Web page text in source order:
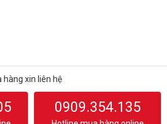
xin liên hệ
0909.354.135